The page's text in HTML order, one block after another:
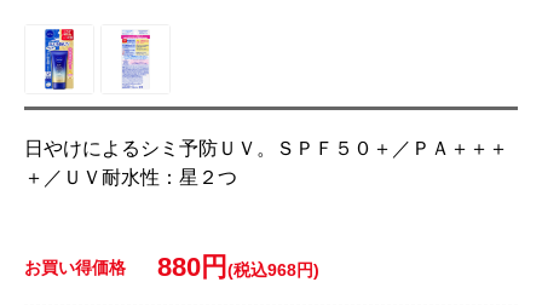
日やけによるシミ予防ＵＶ。ＳＰＦ５０＋／ＰＡ＋＋＋
＋／ＵＶ耐水性：星２つ
お買い得価格 880円 (税込968円)